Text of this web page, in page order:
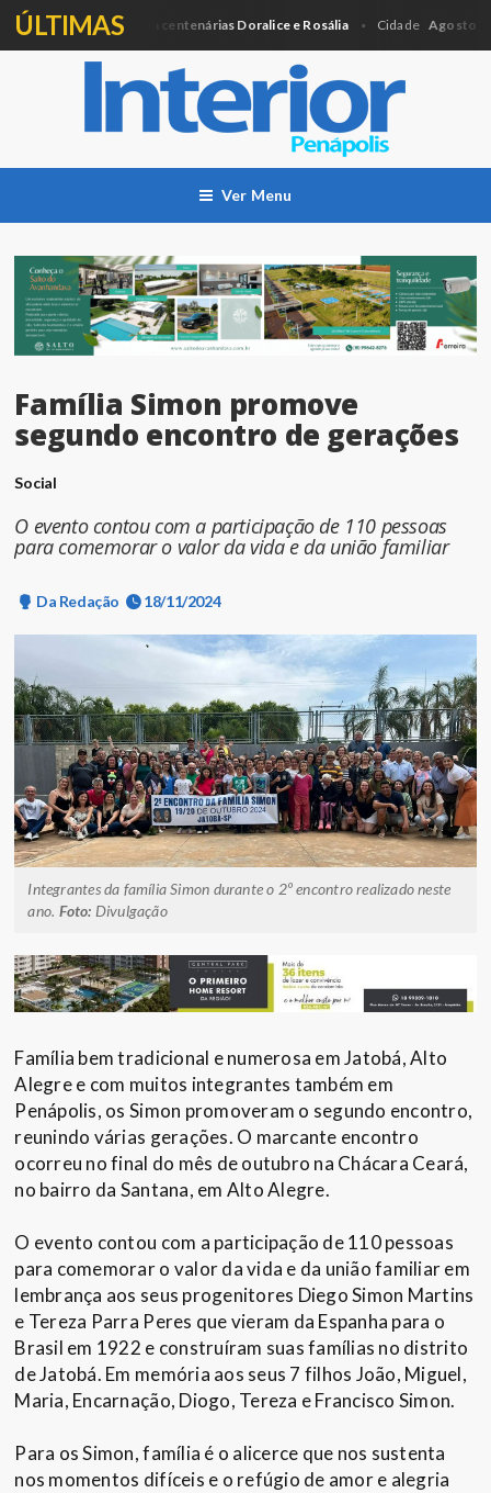
ÚLTIMAS
Medalha para centenárias Doralice e Rosália Cidade Agosto
Ver Menu
Família Simon promove
segundo encontro de gerações
Social
O evento contou com a participação de 110 pessoas
para comemorar o valor da vida e da união familiar
Da Redação 18/11/2024
Integrantes da família Simon durante o 2º encontro realizado neste
ano. Foto: Divulgação
Família bem tradicional e numerosa em Jatobá, Alto
Alegre e com muitos integrantes também em
Penápolis, os Simon promoveram o segundo encontro,
reunindo várias gerações. O marcante encontro
ocorreu no final do mês de outubro na Chácara Ceará,
no bairro da Santana, em Alto Alegre.
O evento contou com a participação de 110 pessoas
para comemorar o valor da vida e da união familiar em
lembrança aos seus progenitores Diego Simon Martins
e Tereza Parra Peres que vieram da Espanha para o
Brasil em 1922 e construíram suas famílias no distrito
de Jatobá. Em memória aos seus 7 filhos João, Miguel,
Maria, Encarnação, Diogo, Tereza e Francisco Simon.
Para os Simon, família é o alicerce que nos sustenta
nos momentos difíceis e o refúgio de amor e alegria